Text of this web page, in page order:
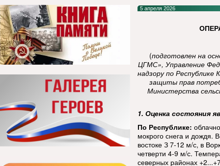
5 апреля 2026
(подготовлен на
ЦГМС», Управление
надзору по Республике
защиты прав
Министерства
1. Оценка состояния
По Республике:
мокрого снега и дождя.
востоке З 7-12 м/с, в
четверти 4-9 м/с.
северных районах